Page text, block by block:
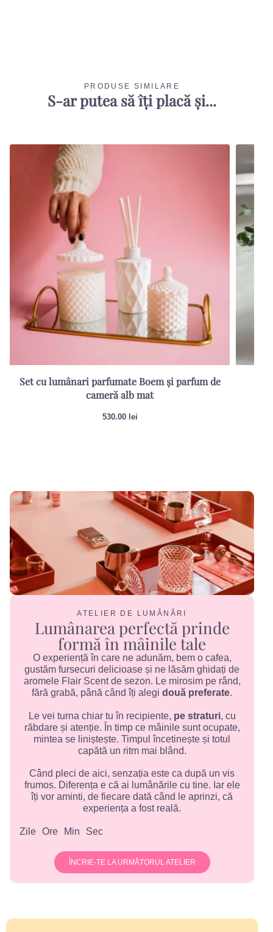
PRODUSE SIMILARE
S-ar putea să îți placă și...
Set cu lumânari parfumate Boem și parfum de
cameră alb mat
530.00 lei
ATELIER DE LUMÂNĂRI
Lumânarea perfectă prinde
formă în mâinile tale
O experiență în care ne adunăm, bem o cafea,
gustăm fursecuri delicioase și ne lăsăm ghidați de
aromele Flair Scent de sezon. Le mirosim pe rând,
fără grabă, până când îți alegi două preferate.
Le vei turna chiar tu în recipiente, pe straturi, cu
răbdare și atenție. În timp ce mâinile sunt ocupate,
mintea se liniștește. Timpul încetinește și totul
capătă un ritm mai blând.
Când pleci de aici, senzația este ca după un vis
frumos. Diferența e că ai lumânările cu tine. Iar ele
îți vor aminti, de fiecare dată când le aprinzi, că
experiența a fost reală.
Zile Ore Min Sec
ÎNCRIE-TE LA URMĂTORUL ATELIER